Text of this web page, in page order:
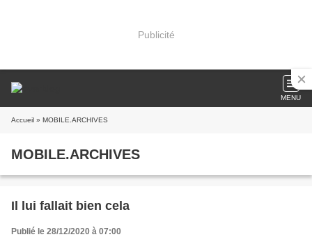
Publicité
MENU
Accueil » MOBILE.ARCHIVES
MOBILE.ARCHIVES
Il lui fallait bien cela
Publié le 28/12/2020 à 07:00